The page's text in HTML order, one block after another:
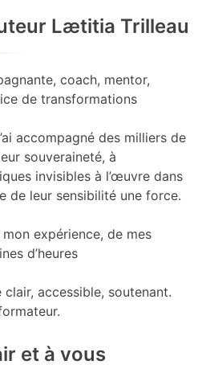
Lætitia Trilleau
coach, mentor,
de transformations
accompagné des milliers de
souveraineté, à
invisibles à l’œuvre dans
de leur sensibilité une force.
expérience, de mes
d’heures
accessible, soutenant.
et à vous